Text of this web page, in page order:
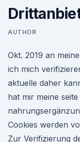
AUTHOR
Okt. 2019 an
ich mich
aktuelle daher
hat mir meine
Cookies werden
Zur Verifizierung